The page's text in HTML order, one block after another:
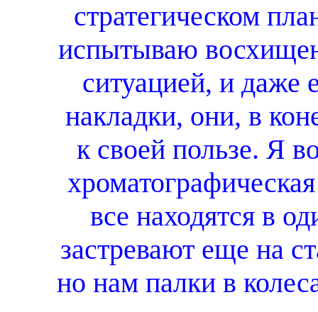
стратегическом
испытываю
ситуацией, и даже
накладки, они, в
к своей пользе. Я
все находятся в
застревают еще на
но нам палки в